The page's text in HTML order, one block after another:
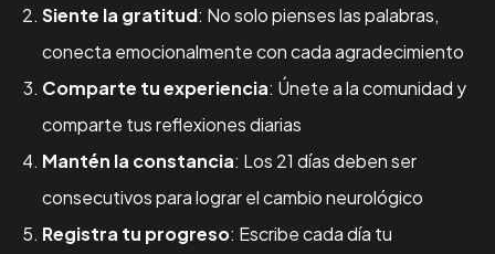
Siente la gratitud: No solo pienses las palabras,
conecta emocionalmente con cada agradecimiento
Comparte tu experiencia: Únete a la comunidad y
comparte tus reflexiones diarias
Mantén la constancia: Los 21 días deben ser
consecutivos para lograr el cambio neurológico
Registra tu progreso: Escribe cada día tu